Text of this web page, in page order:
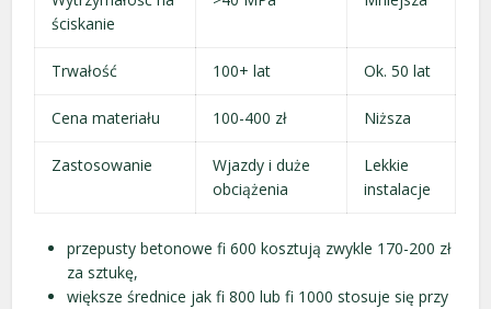
ściskanie
Trwałość 100+ lat Ok. 50 lat
Cena materiału 100-400 zł Niższa
Zastosowanie
Wjazdy i duże
obciążenia
Lekkie
instalacje
przepusty betonowe fi 600 kosztują zwykle 170-200 zł
za sztukę,
większe średnice jak fi 800 lub fi 1000 stosuje się przy